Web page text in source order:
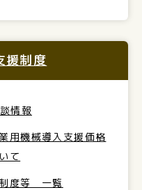
援制度
情報
用機械導入支援価格
て
度等 一覧